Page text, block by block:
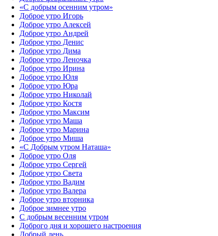
«С добрым осенним утром»‎
Доброе утро Игорь
Доброе утро Алексей
Доброе утро Андрей
Доброе утро Денис
Доброе утро Дима
Доброе утро Леночка
Доброе утро Ирина
Доброе утро Юля
Доброе утро Юра
Доброе утро Николай
Доброе утро Костя
Доброе утро Максим
Доброе утро Маша
Доброе утро Марина
Доброе утро Миша
«С Добрым утром Наташа»
Доброе утро Оля
Доброе утро Сергей
Доброе утро Света
Доброе утро Вадим
Доброе утро Валера
Доброе утро вторника
Доброе зимнее утро
С добрым весенним утром
Доброго дня и хорошего настроения
Добрый день